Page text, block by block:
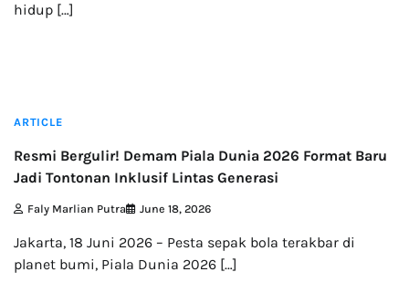
hidup […]
ARTICLE
Resmi Bergulir! Demam Piala Dunia 2026 Format Baru
Jadi Tontonan Inklusif Lintas Generasi
Faly Marlian Putra June 18, 2026
Jakarta, 18 Juni 2026 – Pesta sepak bola terakbar di
planet bumi, Piala Dunia 2026 […]